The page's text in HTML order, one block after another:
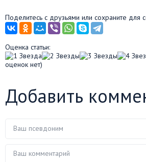
Поделитесь с друзьями или сохраните для
Оценка статьи:
оценок нет)
Добавить